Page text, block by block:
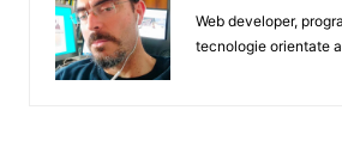
Web developer,
tecnologie orientate